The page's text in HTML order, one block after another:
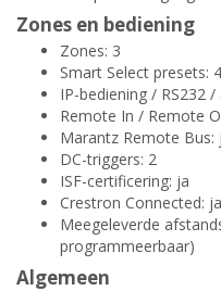
Zones en bediening
Zones: 3
Smart Select presets: 4
IP-bediening / RS232
Remote In / Remote
Marantz Remote Bus:
DC-triggers: 2
ISF-certificering: ja
Crestron Connected: ja
Meegeleverde
programmeerbaar)
Algemeen